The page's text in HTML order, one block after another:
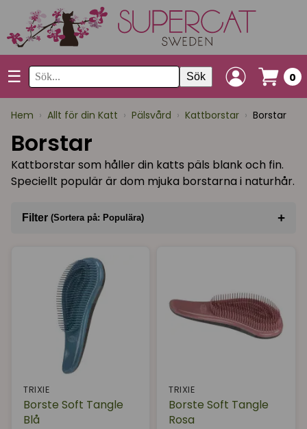
☰ Sök 0
Hem › Allt för din Katt › Pälsvård › Kattborstar › Borstar
Borstar
Kattborstar som håller din katts päls blank och fin.
Speciellt populär är dom mjuka borstarna i naturhår.
Filter (Sortera på: Populära) +
Varumärke
I lager
TRIXIE
Borste Soft Tangle
Blå
TRIXIE
Borste Soft Tangle
Rosa